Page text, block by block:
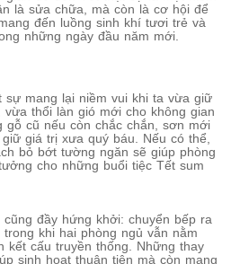
là sửa chữa, mà còn là cơ hội để
đến luồng sinh khí tươi trẻ và
những ngày đầu năm mới.
sự mang lại niềm vui khi ta vừa giữ
thổi làn gió mới cho không gian
gỗ cũ nếu còn chắc chắn, sơn mới
giá trị xưa quý báu. Nếu có thể,
bỏ bớt tường ngăn sẽ giúp phòng
cho những buổi tiệc Tết sum
đầy hứng khởi: chuyển bếp ra
khi hai phòng ngủ vẫn nằm
kết cấu truyền thống. Những thay
sinh hoạt thuận tiện mà còn mang